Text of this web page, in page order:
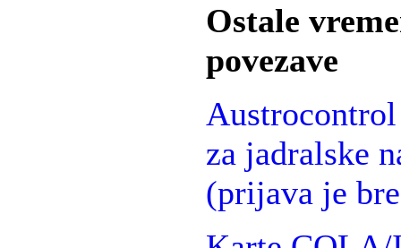
Ostale
povezave
za jadralske
(prijava je